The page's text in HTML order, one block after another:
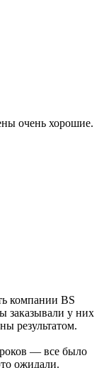
очень хорошие.
компании BS
заказывали у них
результатом.
— все было
ожидали.